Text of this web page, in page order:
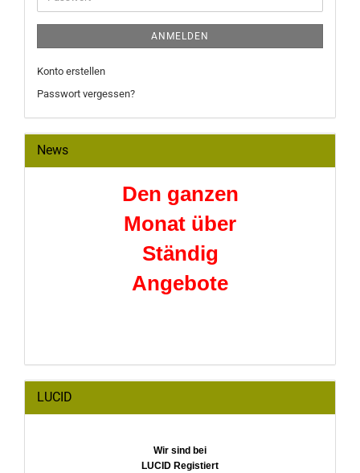
ANMELDEN
Konto erstellen
Passwort vergessen?
News
Den ganzen
Monat über
Ständig
Angebote
LUCID
Wir sind bei
LUCID Registiert